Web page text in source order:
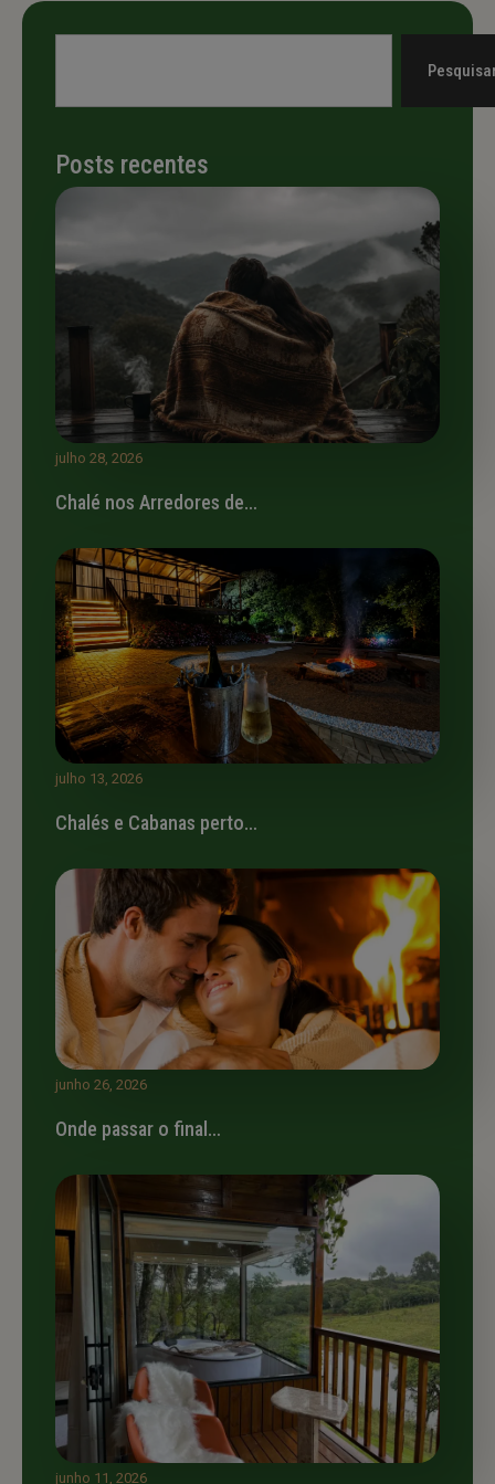
Posts recentes
julho 28, 2026
Chalé nos Arredores de…
julho 13, 2026
Chalés e Cabanas perto…
junho 26, 2026
Onde passar o final…
junho 11, 2026